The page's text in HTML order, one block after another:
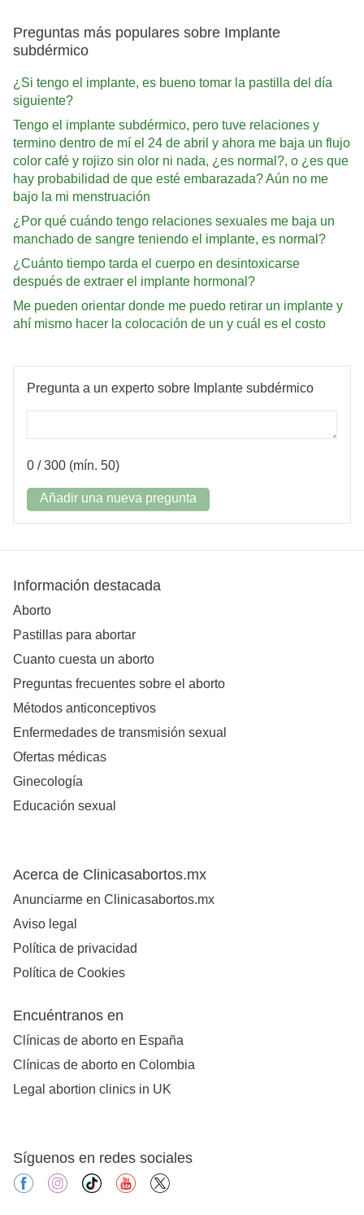
Preguntas más populares sobre Implante
subdérmico
¿Si tengo el implante, es bueno tomar la pastilla del día
siguiente?
Tengo el implante subdérmico, pero tuve relaciones y
termino dentro de mí el 24 de abril y ahora me baja un flujo
color café y rojizo sin olor ni nada, ¿es normal?, o ¿es que
hay probabilidad de que esté embarazada? Aún no me
bajo la mi menstruación
¿Por qué cuándo tengo relaciones sexuales me baja un
manchado de sangre teniendo el implante, es normal?
¿Cuánto tiempo tarda el cuerpo en desintoxicarse
después de extraer el implante hormonal?
Me pueden orientar donde me puedo retirar un implante y
ahí mismo hacer la colocación de un y cuál es el costo
Pregunta a un experto sobre Implante subdérmico
0 / 300 (mín. 50)
Añadir una nueva pregunta
Información destacada
Aborto
Pastillas para abortar
Cuanto cuesta un aborto
Preguntas frecuentes sobre el aborto
Métodos anticonceptivos
Enfermedades de transmisión sexual
Ofertas médicas
Ginecología
Educación sexual
Acerca de Clinicasabortos.mx
Anunciarme en Clinicasabortos.mx
Aviso legal
Política de privacidad
Política de Cookies
Encuéntranos en
Clínicas de aborto en España
Clínicas de aborto en Colombia
Legal abortion clinics in UK
Síguenos en redes sociales
facebookinstagram
tiktok youtube